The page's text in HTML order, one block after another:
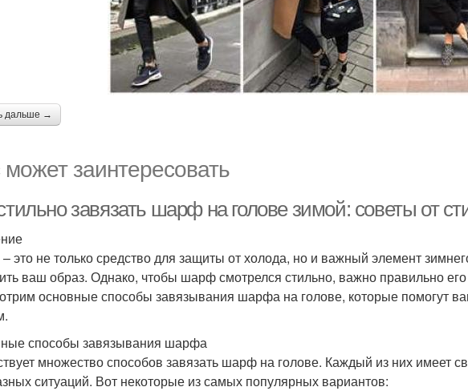
дальше →
заинтересовать
завязать шарф на голове зимой: советы от
это не только средство для защиты от холода, но и важный элемент
ваш образ. Однако, чтобы шарф смотрелся стильно, важно правильно его
основные способы завязывания шарфа на голове, которые помогут
способы завязывания шарфа
множество способов завязать шарф на голове. Каждый из них имеет
ситуаций. Вот некоторые из самых популярных вариантов: